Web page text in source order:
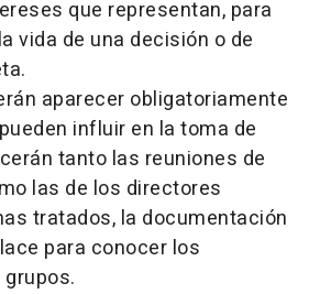
que representan, para
vida de una decisión o de
aparecer obligatoriamente
influir en la toma de
tanto las reuniones de
las de los directores
tratados, la documentación
para conocer los